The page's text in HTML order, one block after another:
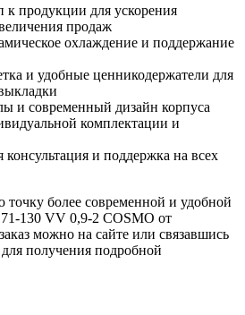
продукции для ускорения
продаж
охлаждение и поддержание
и удобные ценникодержатели для
и современный дизайн корпуса
комплектации и
и поддержка на всех
точку более современной и удобной
130 VV 0,9-2 COSMO от
можно на сайте или связавшись
получения подробной